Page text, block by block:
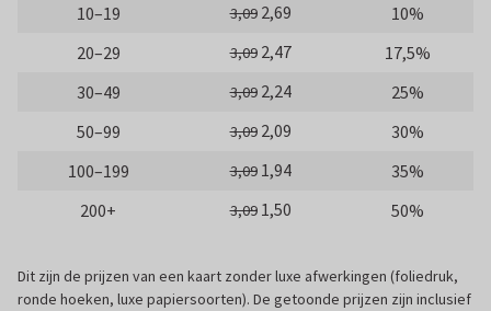
10–19
3,09 2,69
10%
20–29
3,09 2,47
17,5%
30–49
3,09 2,24
25%
50–99
3,09 2,09
30%
100–199
3,09 1,94
35%
200+
3,09 1,50 50%
Dit zijn de prijzen van een kaart zonder luxe afwerkingen (foliedruk,
ronde hoeken, luxe papiersoorten). De getoonde prijzen zijn inclusief